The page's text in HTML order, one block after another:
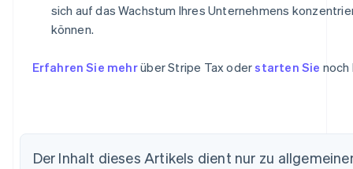
sich auf das Wachstum Ihres Unternehmens
können.
Erfahren Sie mehrüber Stripe Tax oderstarten Sie noch
Der Inhalt dieses Artikels dient nur zu